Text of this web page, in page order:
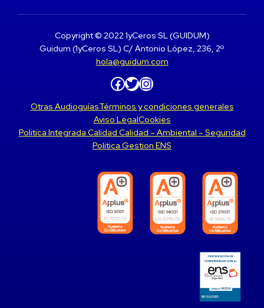
Copyright © 2022 1yCeros SL (GUIDUM)
Guidum (1yCeros SL) C/ Antonio López, 236, 2º
hola@guidum.com
Facebook Twitter Instagram
Otras AudioguíasTérminos y condiciones generales
Aviso LegalCookies
Politica Integrada Calidad Calidad – Ambiental – Seguridad
Politica Gestion ENS